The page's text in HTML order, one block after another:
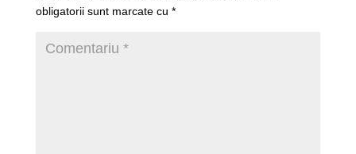
obligatorii sunt marcate cu *